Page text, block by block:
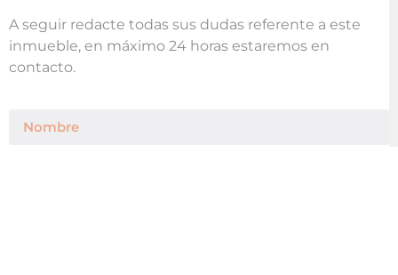
A seguir redacte todas sus dudas referente a este
inmueble, en máximo 24 horas estaremos en
contacto.